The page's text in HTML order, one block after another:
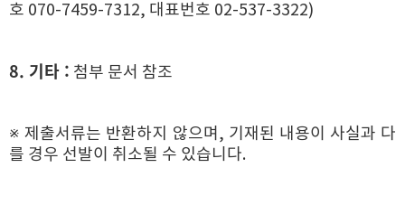
호 070-7459-7312, 대표번호 02-537-3322)
8. 기타 : 첨부 문서 참조
※ 제출서류는 반환하지 않으며, 기재된 내용이 사실과 다
를 경우 선발이 취소될 수 있습니다.